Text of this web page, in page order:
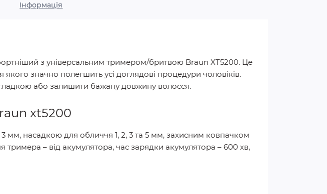
Iнформація
з універсальним тримером/бритвою Braun XT5200. Це
значно полегшить усі доглядові процедури чоловіків.
або залишити бажану довжину волосся.
xt5200
мм, насадкою для обличчя 1, 2, 3 та 5 мм, захисним ковпачком
– від акумулятора, час зарядки акумулятора – 600 хв,